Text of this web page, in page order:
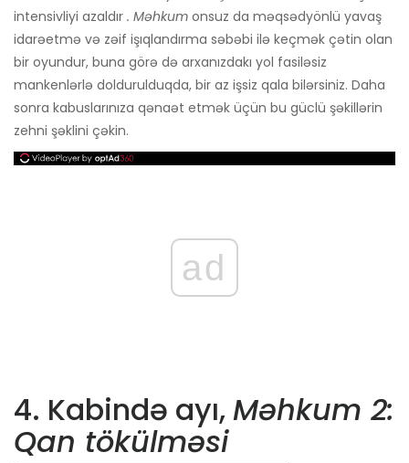
intensivliyi azaldır . Məhkum onsuz da məqsədyönlü yavaş
idarəetmə və zəif işıqlandırma səbəbi ilə keçmək çətin olan
bir oyundur, buna görə də arxanızdakı yol fasiləsiz
mankenlərlə doldurulduqda, bir az işsiz qala bilərsiniz. Daha
sonra kabuslarınıza qənaət etmək üçün bu güclü şəkillərin
zehni şəklini çəkin.
ad
4. Kabində ayı,Məhkum 2:
Qan tökülməsi